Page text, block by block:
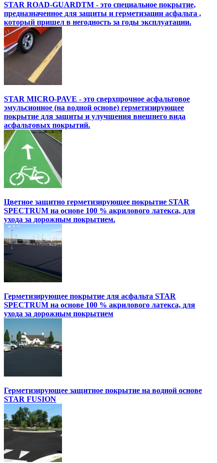
STAR ROAD-GUARDTM - это специальное покрытие,
предназначенное для защиты и герметизации асфальта ,
который пришел в негодность за годы эксплуатации.
STAR MICRO-PAVE - это сверхпрочное асфальтовое
эмульсионное (на водной основе) герметизирующее
покрытие для защиты и улучшения внешнего вида
асфальтовых покрытий.
Цветное защитно герметизирующее покрытие STAR
SPECTRUM на основе 100 % акрилового латекса, для
ухода за дорожным покрытием.
Герметизирующее покрытие для асфальта STAR
SPECTRUM на основе 100 % акрилового латекса, для
ухода за дорожным покрытием
Герметизирующее защитное покрытие на водной основе
STAR FUSION